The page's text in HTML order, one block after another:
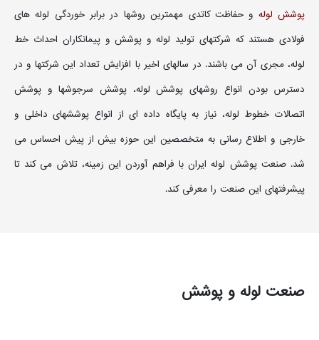
پوشش لوله و حفاظت کاتدی مهمترین روشها در برابر خوردگی لوله های
فولادی هستند که شرکتهای تولید لوله و پوشش و پیمانکاران احداث خط
لوله، مجری آن می باشند. در سالهای اخیر با افزایش تعداد این شرکتها و در
دسترس بودن انواع روشهای پوشش لوله، پوشش سرجوشها و پوشش
اتصالات خطوط لوله، نیاز به پایگاه داده ای از انواع پوششهای داخلی و
خارجی و اطلاع رسانی به متخصصین این حوزه بیش از پیش احساس می
شد. صنعت پوشش لوله ایران با فراهم آوردن این زمینه، تلاش می کند تا
پیشرفتهای این صنعت را معرفی کند.
صنعت لوله و پوشش